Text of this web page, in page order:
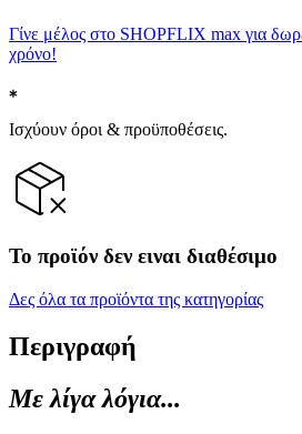
Γίνε μέλος στο SHOPFLIX max για
χρόνο!
Ισχύουν όροι & προϋποθέσεις.
Το προϊόν δεν ειναι διαθέσιμο
Δες όλα τα προϊόντα της κατηγορίας
Περιγραφή
Με λίγα λόγια...